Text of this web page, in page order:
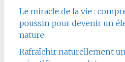
Le miracle de la vie :
poussin pour devenir un
nature
Rafraîchir naturellement